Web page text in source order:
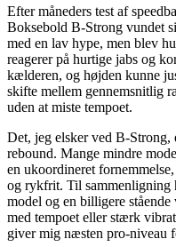
Efter måneders test af
Boksebold B-Strong vundet
med en lav hype, men blev
reagerer på hurtige jabs og
kælderen, og højden kunne
skifte mellem gennemsnitlig
uden at miste tempoet.
Det, jeg elsker ved B-Strong,
rebound. Mange mindre
en ukoordineret
og rykfrit. Til sammenligning
model og en billigere
med tempoet eller stærk
giver mig næsten pro-niveau